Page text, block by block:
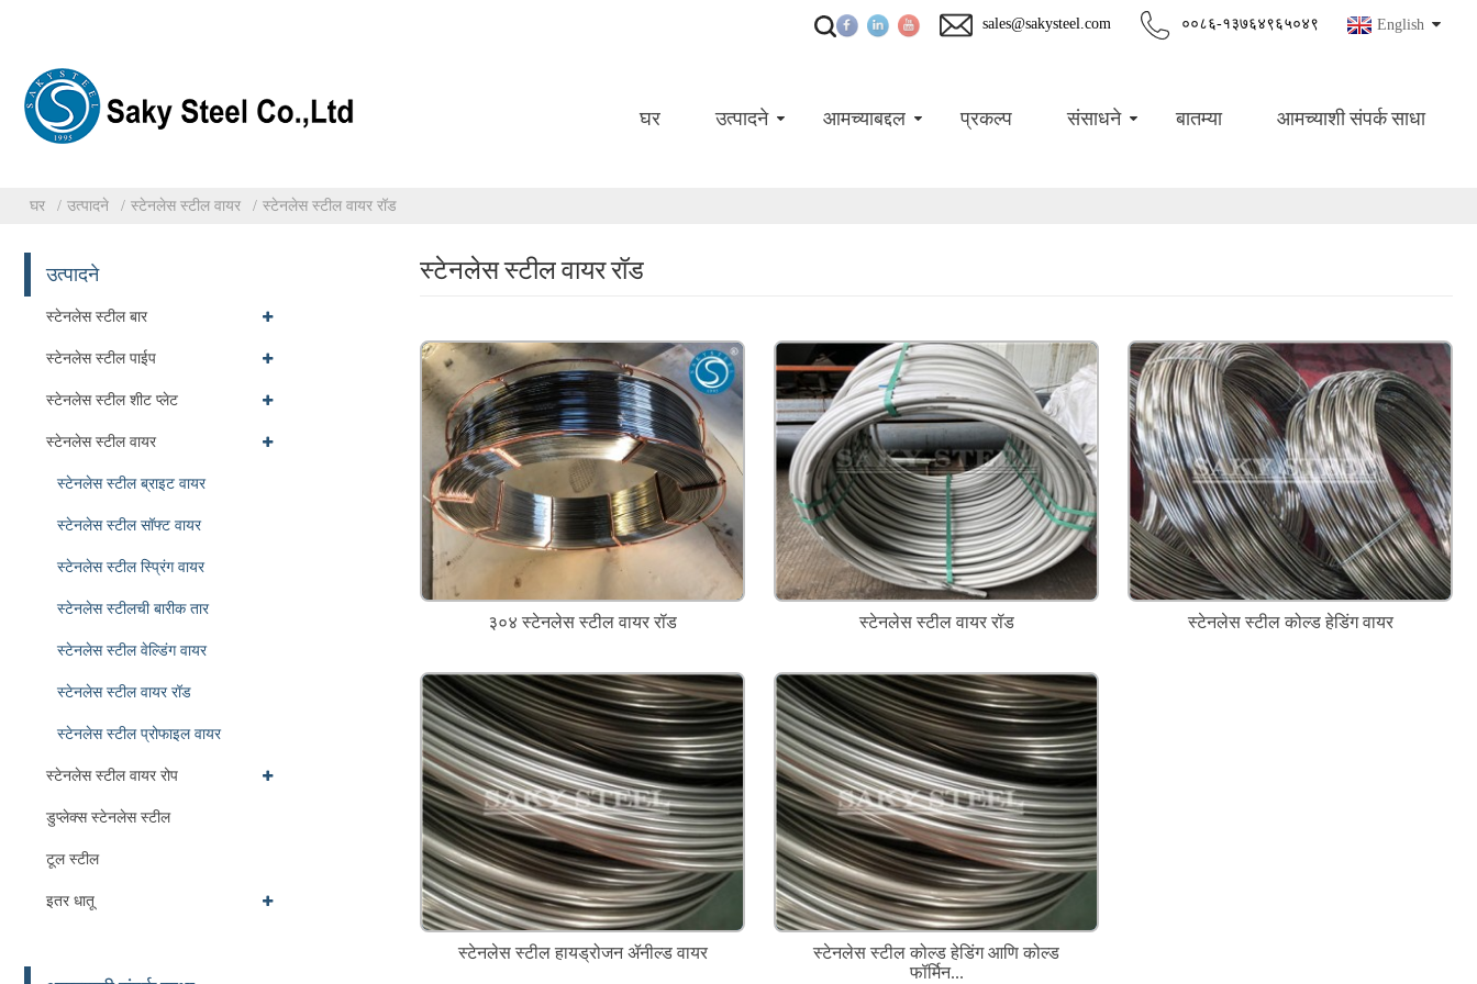
English
००८६-१३७६४९६५०४९
sales@sakysteel.com
घर उत्पादने आमच्याबद्दल प्रकल्प संसाधने बातम्या आमच्याशी संपर्क साधा
घर उत्पादने स्टेनलेस स्टील वायर स्टेनलेस स्टील वायर रॉड
उत्पादने
स्टेनलेस स्टील बार
स्टेनलेस स्टील पाईप
स्टेनलेस स्टील शीट प्लेट
स्टेनलेस स्टील वायर
स्टेनलेस स्टील ब्राइट वायर
स्टेनलेस स्टील सॉफ्ट वायर
स्टेनलेस स्टील स्प्रिंग वायर
स्टेनलेस स्टीलची बारीक तार
स्टेनलेस स्टील वेल्डिंग वायर
स्टेनलेस स्टील वायर रॉड
स्टेनलेस स्टील प्रोफाइल वायर
स्टेनलेस स्टील वायर रोप
डुप्लेक्स स्टेनलेस स्टील
टूल स्टील
इतर धातू
स्टेनलेस स्टील वायर रॉड
३०४ स्टेनलेस स्टील वायर रॉड स्टेनलेस स्टील वायर रॉड स्टेनलेस स्टील कोल्ड हेडिंग वायर
स्टेनलेस स्टील हायड्रोजन ॲनील्ड वायर
स्टेनलेस स्टील कोल्ड हेडिंग आणि कोल्ड
फॉर्मिन...